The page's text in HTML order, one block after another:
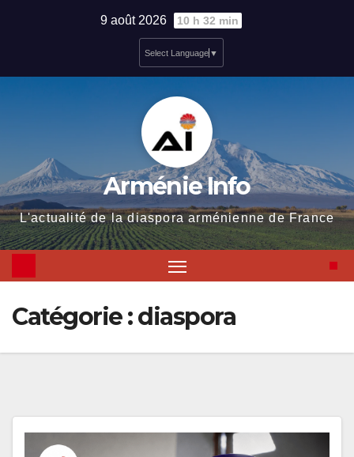
9 août 2026 10 h 32 min
Select Language ▼
Arménie Info
L'actualité de la diaspora arménienne de France
Catégorie :diaspora